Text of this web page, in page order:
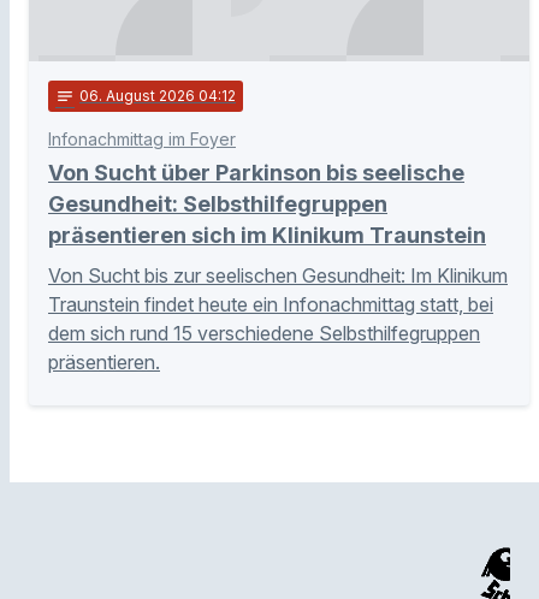
notes 06. August 2026 04:12
Infonachmittag im Foyer
Von Sucht über Parkinson bis seelische
Gesundheit: Selbsthilfegruppen
präsentieren sich im Klinikum Traunstein
Von Sucht bis zur seelischen Gesundheit: Im Klinikum
Traunstein findet heute ein Infonachmittag statt, bei
dem sich rund 15 verschiedene Selbsthilfegruppen
präsentieren.